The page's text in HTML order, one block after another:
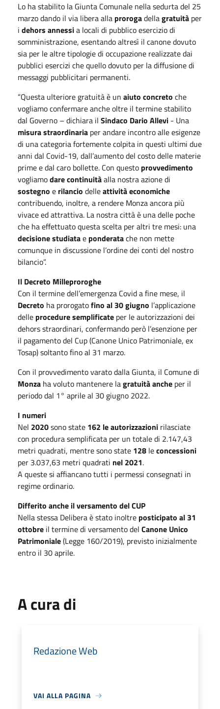
Lo ha stabilito la Giunta Comunale nella sedurta del 25
marzo dando il via libera alla prorogadellagratuità per
i dehors annessia locali di pubblico esercizio di
somministrazione, esentando altresì il canone dovuto
sia per le altre tipologie di occupazione realizzate dai
pubblici esercizi che quello dovuto per la diffusione di
messaggi pubblicitari permanenti.
“Questa ulteriore gratuità è un aiuto concreto che
vogliamo confermare anche oltre il termine stabilito
dal Governo – dichiara il Sindaco Dario Allevi - Una
misura straordinaria per andare incontro alle esigenze
di una categoria fortemente colpita in questi ultimi due
anni dal Covid-19, dall’aumento del costo delle materie
prime e dal caro bollette. Con questo provvedimento
vogliamodare continuitàalla nostra azione di
sostegno e rilancio delleattività economiche
contribuendo, inoltre, a rendere Monza ancora più
vivace ed attrattiva. La nostra città è una delle poche
che ha effettuato questa scelta per altri tre mesi: una
decisione studiatae ponderatache non mette
comunque in discussione l’ordine dei conti del nostro
bilancio”.
Il Decreto Milleproroghe
Con il termine dell’emergenza Covid a fine mese, il
Decreto ha prorogatofino al 30 giugno l’applicazione
delle procedure semplificate per le autorizzazioni dei
dehors straordinari, confermando però l’esenzione per
il pagamento del Cup (Canone Unico Patrimoniale, ex
Tosap) soltanto fino al 31 marzo.
Con il provvedimento varato dalla Giunta, il Comune di
Monza ha voluto mantenere lagratuitàanche per il
periodo dal 1° aprile al 30 giugno 2022.
I numeri
Nel 2020sono state 162 le autorizzazioni rilasciate
con procedura semplificata per un totale di 2.147,43
metri quadrati, mentre sono state 128 leconcessioni
per 3.037,63 metri quadrati nel 2021.
A queste si affiancano tutti i permessi consegnati in
regime ordinario.
Differito anche il versamento del CUP
Nella stessa Delibera è stato inoltre posticipato al 31
ottobre il termine di versamento del Canone Unico
Patrimoniale(Legge 160/2019), previsto inizialmente
entro il 30 aprile.
A cura di
Redazione Web
VAI ALLA PAGINA